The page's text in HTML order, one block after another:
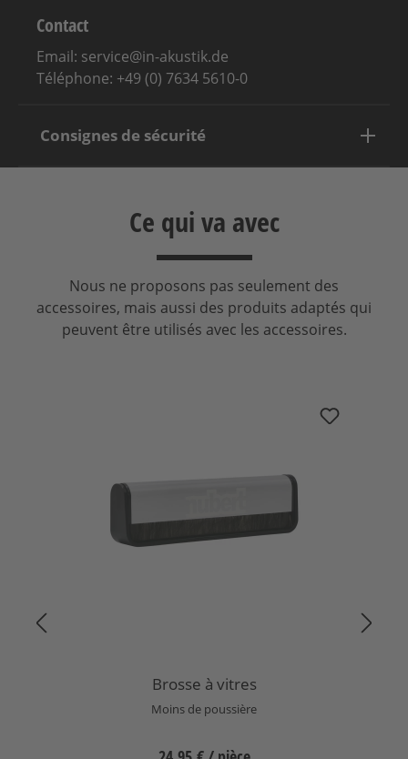
Contact
Email: service@in-akustik.de
Téléphone: +49 (0) 7634 5610-0
Consignes de sécurité
Ce qui va avec
Nous ne proposons pas seulement des
accessoires, mais aussi des produits adaptés qui
peuvent être utilisés avec les accessoires.
Brosse à vitres
Moins de poussière